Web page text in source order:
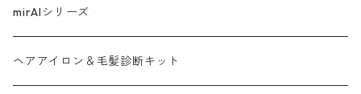
mirAIシリーズ
ヘアアイロン＆毛髪診断キット